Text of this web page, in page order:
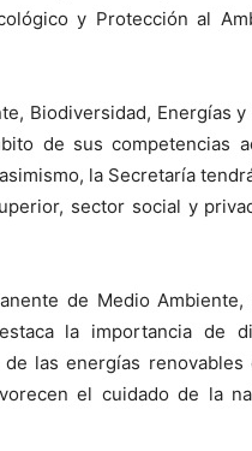
y Protección al
Biodiversidad, Energías
de sus competencias
la Secretaría
sector social y
de Medio Ambiente,
la importancia de
las energías renovables
el cuidado de la